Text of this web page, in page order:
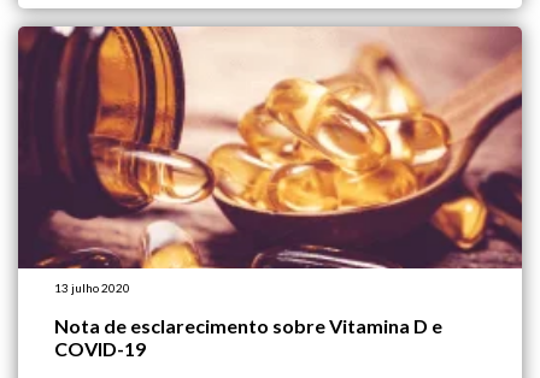
13 julho 2020
Nota de esclarecimento sobre Vitamina D e
COVID-19